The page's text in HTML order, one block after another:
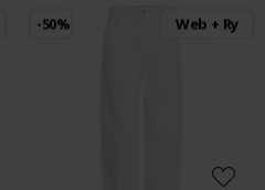
-50% Web + Ry